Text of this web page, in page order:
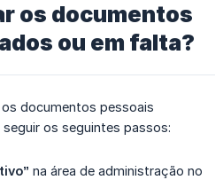
os documentos
ou em falta?
os documentos pessoais
os seguintes passos:
na área de administração no